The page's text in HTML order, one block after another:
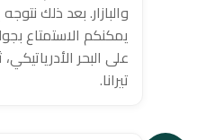
والبازار. بعد ذلك
يمكنكم الاستمتاع
على البحر
تيرانا.